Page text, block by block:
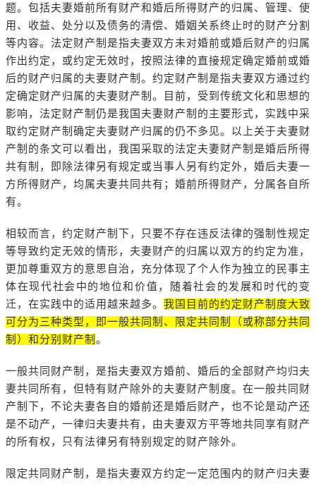
题。包括夫妻婚前所有财产和婚后所得财产的归属、管理、使
用、收益、处分以及债务的清偿、婚姻关系终止时的财产分割
等内容。法定财产制是指夫妻双方未对婚前或婚后财产的归属
作出约定，或约定无效时，按照法律的直接规定确定婚前或婚
后的财产归属的夫妻财产制。约定财产制是指夫妻双方通过约
定确定财产归属的夫妻财产制。目前，受到传统文化和思想的
影响，法定财产制仍是我国夫妻财产制的主要形式，实践中采
取约定财产制确定夫妻财产归属的仍不多见。以上关于夫妻财
产制的条文可以看出，我国采取的法定夫妻财产制是婚后所得
共有制，即除法律另有规定或当事人另有约定外，婚后夫妻一
方所得财产，均属夫妻共同共有；婚前所得财产，分属各自所
有。
相较而言，约定财产制下，只要不存在违反法律的强制性规定
等导致约定无效的情形，夫妻财产的归属以双方的约定为准，
更加尊重双方的意思自治，充分体现了个人作为独立的民事主
体在现代社会中的地位和价值，随着社会的发展和时代的变
迁，在实践中的适用越来越多。 我国目前的约定财产制度大致
可分为三种类型，即一般共同制、限定共同制（或称部分共同
制）和分别财产制 。
一般共同财产制，是指夫妻双方婚前、婚后的全部财产均归夫
妻共同所有，但特有财产除外的夫妻财产制度。在一般共同财
产制下，不论夫妻各自的婚前还是婚后财产，也不论是动产还
是不动产，一律归夫妻共有，由夫妻双方平等地共同享有财产
的所有权，只有法律另有特别规定的财产除外。
限定共同财产制，是指夫妻双方约定一定范围内的财产归夫妻